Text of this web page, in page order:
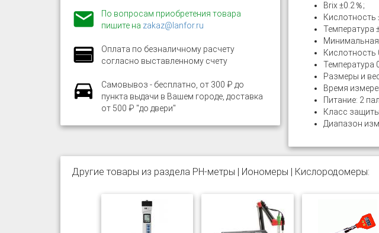
По вопросам приобретения товара
пишите на zakaz@lanfor.ru
Оплата по безналичному расчету
согласно выставленному счету
Самовывоз - бесплатно, от 300 ₽ до
пункта выдачи в Вашем городе, доставка
от 500 ₽ "до двери"
Brix ±0.2％;
Кислотность
Температура
Минимальная
Кислотность
Температура
Размеры и
Время
Питание: 2
Класс
Диапазон
Другие товары из раздела PH-метры | Иономеры | Кислородомеры: